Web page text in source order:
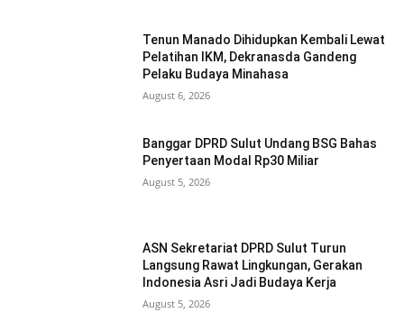
Tenun Manado Dihidupkan Kembali Lewat
Pelatihan IKM, Dekranasda Gandeng
Pelaku Budaya Minahasa
August 6, 2026
Banggar DPRD Sulut Undang BSG Bahas
Penyertaan Modal Rp30 Miliar
August 5, 2026
ASN Sekretariat DPRD Sulut Turun
Langsung Rawat Lingkungan, Gerakan
Indonesia Asri Jadi Budaya Kerja
August 5, 2026